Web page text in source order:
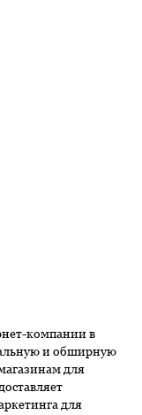
компании в
и обширную
для
для